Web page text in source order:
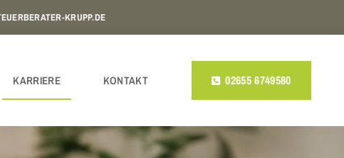
KRUPP.DE
02655 6749580
KARRIERE KONTAKT